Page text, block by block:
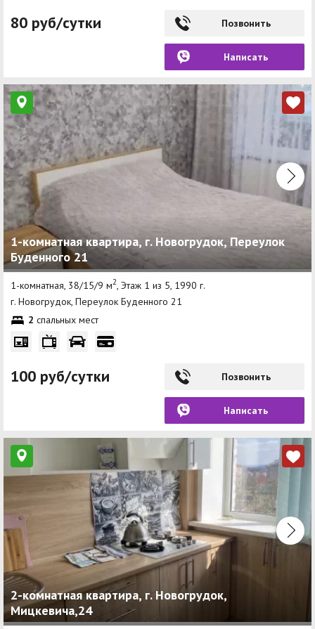
80 руб/сутки Позвонить
Написать
1-комнатная квартира, г. Новогрудок, Переулок
Буденного 21
1-комнатная, 38/15/9 м2 , Этаж 1 из 5, 1990 г.
г. Новогрудок, Переулок Буденного 21
2 спальных мест
100 руб/сутки Позвонить
Написать
2-комнатная квартира, г. Новогрудок,
Мицкевича,24